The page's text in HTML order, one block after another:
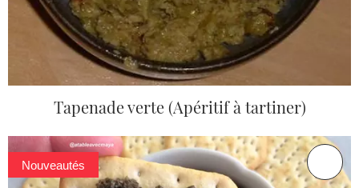
Tapenade verte (Apéritif à tartiner)
Nouveautés